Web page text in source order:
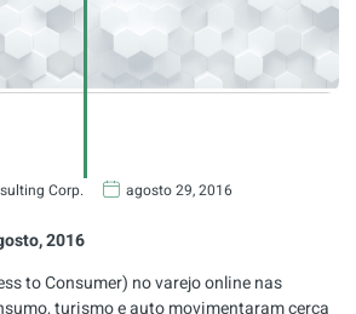
Corp. agosto 29, 2016
2016
to Consumer) no varejo online nas